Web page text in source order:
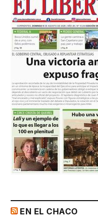
EN EL CHACO